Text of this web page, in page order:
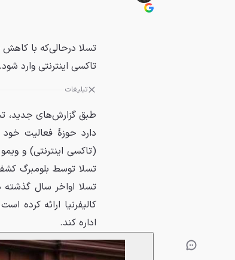
تسلا درحالی‌که با
تاکسی اینترنتی وارد شود.
تبلیغات
طبق گزارش‌های جدید،
دارد حوزهٔ فعالیت
(تاکسی اینترنتی) و
تسلا توسط بلومبرگ
تسلا اواخر سال
کالیفرنیا ارائه کرده
اداره کند.